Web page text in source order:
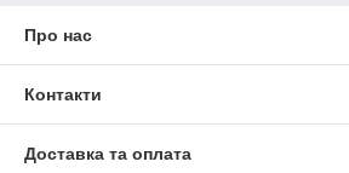
Про нас
Контакти
Доставка та оплата